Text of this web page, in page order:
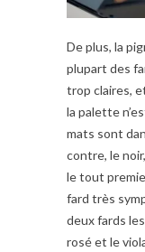
De plus, la
plupart des
trop claires,
la palette
mats sont
contre, le
le tout
fard très
deux fards
rosé et le